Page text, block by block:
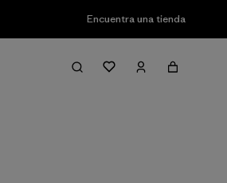
Encuentra una tienda
Filter & Sort